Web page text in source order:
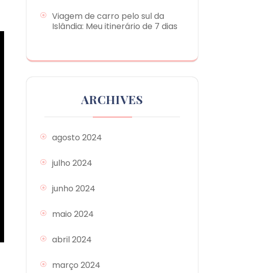
Viagem de carro pelo sul da
Islândia: Meu itinerário de 7 dias
ARCHIVES
agosto 2024
julho 2024
junho 2024
maio 2024
abril 2024
março 2024